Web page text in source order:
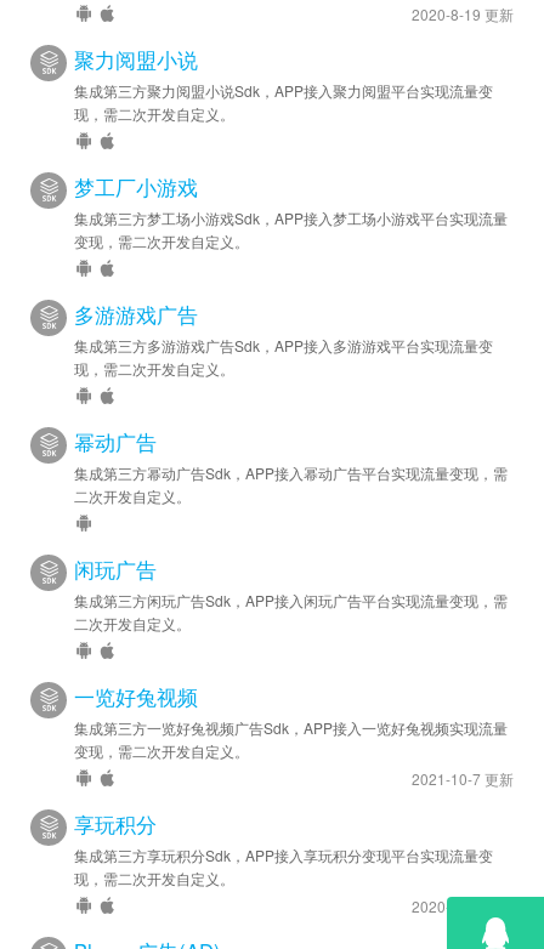
2020-8-19 更新
聚力阅盟小说
集成第三方聚力阅盟小说Sdk，APP接入聚力阅盟平台实现流量变
现，需二次开发自定义。
梦工厂小游戏
集成第三方梦工场小游戏Sdk，APP接入梦工场小游戏平台实现流量
变现，需二次开发自定义。
多游游戏广告
集成第三方多游游戏广告Sdk，APP接入多游游戏平台实现流量变
现，需二次开发自定义。
幂动广告
集成第三方幂动广告Sdk，APP接入幂动广告平台实现流量变现，需
二次开发自定义。
闲玩广告
集成第三方闲玩广告Sdk，APP接入闲玩广告平台实现流量变现，需
二次开发自定义。
一览好兔视频
集成第三方一览好兔视频广告Sdk，APP接入一览好兔视频实现流量
变现，需二次开发自定义。
2021-10-7 更新
享玩积分
集成第三方享玩积分Sdk，APP接入享玩积分变现平台实现流量变
现，需二次开发自定义。
2020-8-20 更新